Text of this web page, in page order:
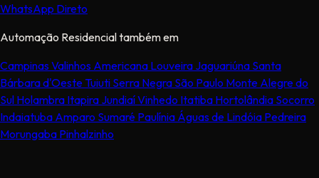
WhatsApp Direto
Automação Residencial também em
Campinas Valinhos Americana Louveira Jaguariúna Santa
Bárbara d'Oeste Tuiuti Serra Negra São Paulo Monte Alegre do
Sul Holambra Itapira JundiaíVinhedo Itatiba Hortolândia Socorro
Indaiatuba Amparo Sumaré Paulínia Águas de Lindóia Pedreira
Morungaba Pinhalzinho